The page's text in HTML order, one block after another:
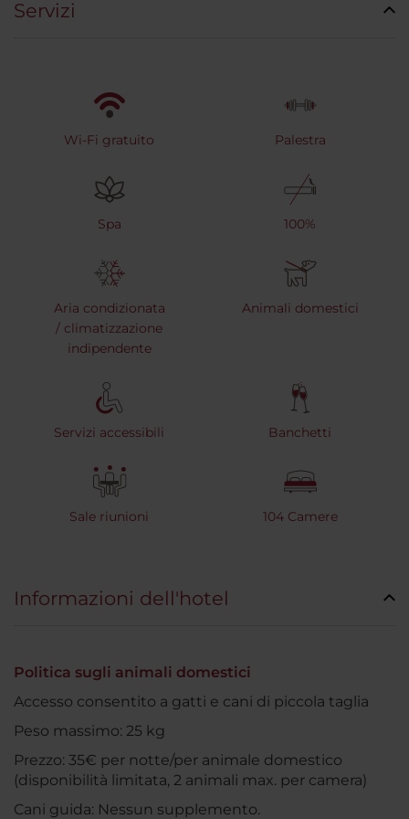
Servizi
Wi-Fi gratuito Palestra
Spa 100%
Aria condizionata
/ climatizzazione
indipendente
Animali domestici
Servizi accessibili Banchetti
Sale riunioni 104 Camere
Informazioni dell'hotel
Politica sugli animali domestici
Accesso consentito a gatti e cani di piccola taglia
Peso massimo: 25 kg
Prezzo: 35€ per notte/per animale domestico
(disponibilità limitata, 2 animali max. per camera)
Cani guida: Nessun supplemento.